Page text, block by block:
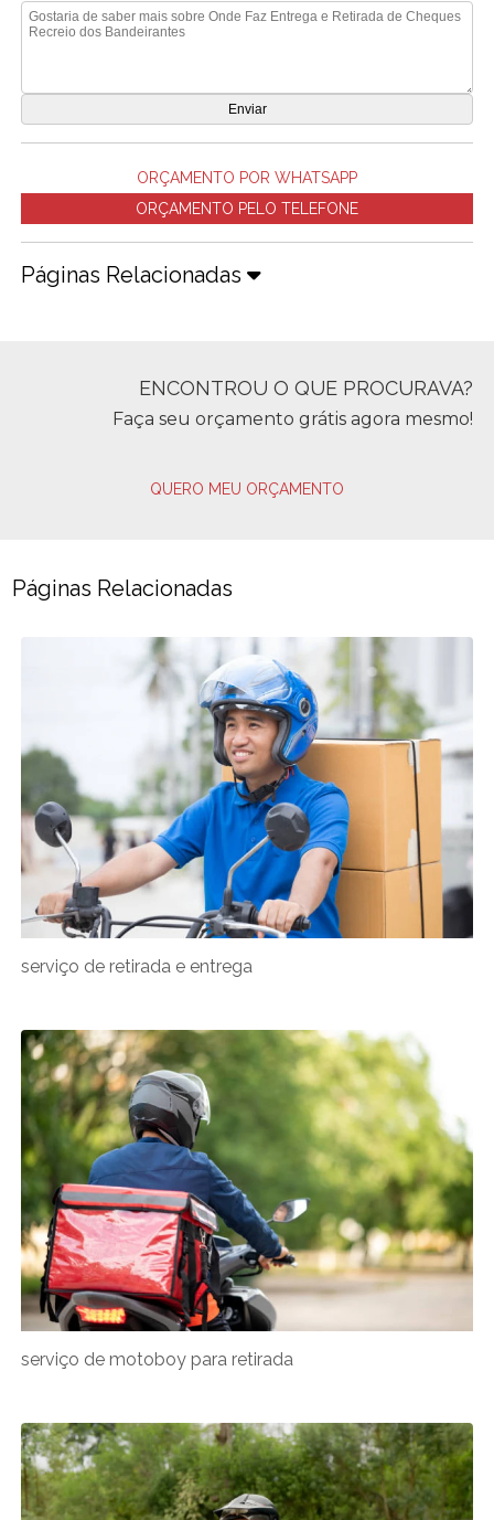
ORÇAMENTO POR WHATSAPP
ORÇAMENTO PELO TELEFONE
Páginas Relacionadas
ENCONTROU O QUE PROCURAVA?
Faça seu orçamento grátis agora mesmo!
QUERO MEU ORÇAMENTO
Páginas Relacionadas
serviço de retirada e entrega
serviço de motoboy para retirada